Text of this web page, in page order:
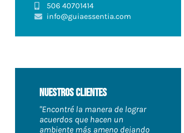
506 40701414
info@guiaessentia.com
Nuestros clientes
"Encontré la manera de lograr
acuerdos que hacen un
ambiente más ameno dejando